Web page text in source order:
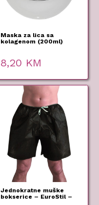
Maska za lica sa
kolagenom (200ml)
8,20 KM
Jednokratne muške
bokserice – EuroStil –